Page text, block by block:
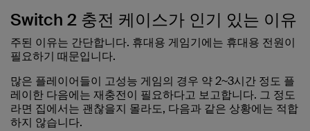
Switch 2 충전 케이스가 인기 있는 이유
주된 이유는 간단합니다. 휴대용 게임기에는 휴대용 전원이
필요하기 때문입니다.
많은 플레이어들이 고성능 게임의 경우 약 2~3시간 정도 플
레이한 다음에는 재충전이 필요하다고 보고합니다. 그 정도
라면 집에서는 괜찮을지 몰라도, 다음과 같은 상황에는 적합
하지 않습니다.